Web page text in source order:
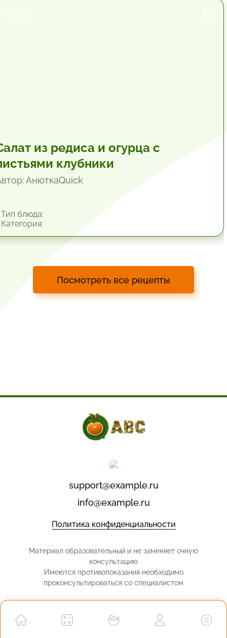
из редиса и огурца с
клубники
АнюткаQuiсk
блюда:
Посмотреть все рецепты
support@example.ru
info@example.ru
Политика конфиденциальности
Материал образовательный и не заменяет очную
консультацию
Имеются противопоказания необходимо
проконсультироваться со специалистом